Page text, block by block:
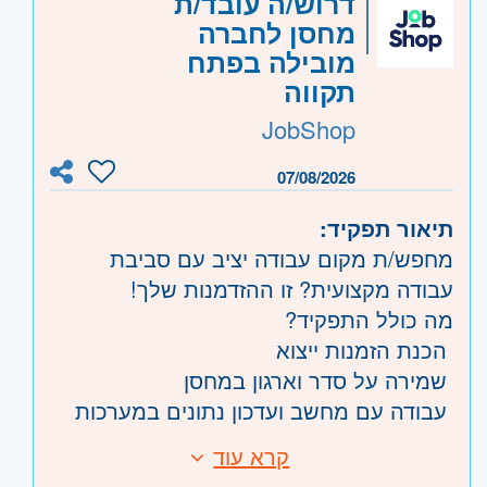
ירושלים - ירושלים, יהודה ושומרון, בית שמש
מחסן לחברה
מובילה בפתח
תקווה
JobShop
07/08/2026
תיאור תפקיד:
מחפש/ת מקום עבודה יציב עם סביבת
עבודה מקצועית? זו ההזדמנות שלך!
מה כולל התפקיד?
הכנת הזמנות ייצוא
שמירה על סדר וארגון במחסן
עבודה עם מחשב ועדכון נתונים במערכות
משרה מלאה בפתח תקווה
קרא עוד